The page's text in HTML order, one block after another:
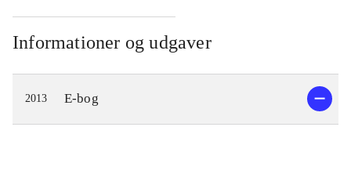
Informationer og udgaver
2013 E-bog